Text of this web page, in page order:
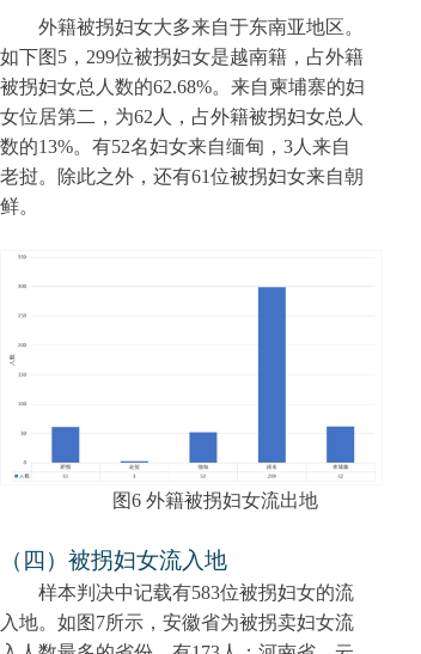
外籍被拐妇女大多来自于东南亚地区。
如下图5，299位被拐妇女是越南籍，占外籍
被拐妇女总人数的62.68%。来自柬埔寨的妇
女位居第二，为62人，占外籍被拐妇女总人
数的13%。有52名妇女来自缅甸，3人来自
老挝。除此之外，还有61位被拐妇女来自朝
鲜。
图6 外籍被拐妇女流出地
（四）被拐妇女流入地
样本判决中记载有583位被拐妇女的流
入地。如图7所示，安徽省为被拐卖妇女流